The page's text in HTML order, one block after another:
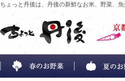
ちょっと丹後は、丹後の新鮮なお米、野菜、魚